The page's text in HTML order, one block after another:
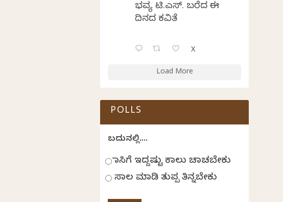
ಭವ್ಯ ಟಿ.ಎಸ್. ಬರೆದ ಈ
ದಿನದ ಕವಿತೆ
X
Load More
POLLS
ಬದುಕಿನಲ್ಲಿ....
ಹಾಸಿಗೆ ಇದ್ದಷ್ಟು ಕಾಲು ಚಾಚಬೇಕು
ಸಾಲ ಮಾಡಿ ತುಪ್ಪ ತಿನ್ನಬೇಕು